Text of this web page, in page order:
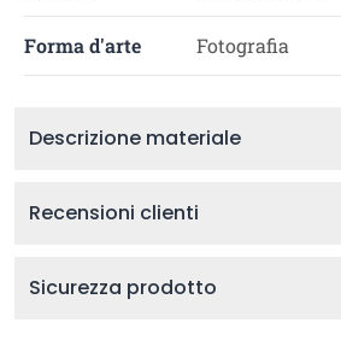
Forma d'arte Fotografia
Descrizione materiale
Recensioni clienti
Sicurezza prodotto